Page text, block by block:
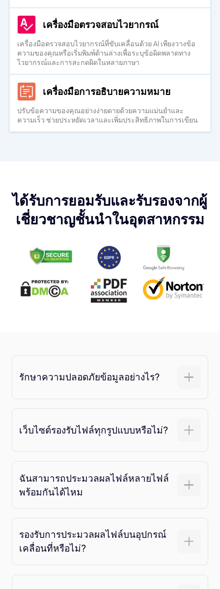
เครื่องมือตรวจสอบไวยากรณ์
เครื่องมือตรวจสอบไวยากรณ์ที่ขับเคลื่อนด้วย AI เพียงวางข้อ
ความของคุณหรือเริ่มพิมพ์ด้านล่างเพื่อระบุข้อผิดพลาดทาง
ไวยากรณ์และการสะกดผิดในหลายภาษา
เครื่องมือการอธิบายความหมาย
ปรับข้อความของคุณอย่างง่ายดายด้วยความแม่นยำและ
ความเร็ว ช่วยประหยัดเวลาและเพิ่มประสิทธิภาพในการเขียน
ได้รับการยอมรับและรับรองจากผู้
เชี่ยวชาญชั้นนำในอุตสาหกรรม
รักษาความปลอดภัยข้อมูลอย่างไร?
เว็บไซต์รองรับไฟล์ทุกรูปแบบหรือไม่?
ฉันสามารถประมวลผลไฟล์หลายไฟล์
พร้อมกันได้ไหม
รองรับการประมวลผลไฟล์บนอุปกรณ์
เคลื่อนที่หรือไม่?